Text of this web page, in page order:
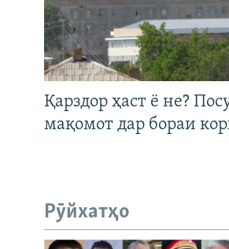
Қарздор ҳаст ё не?
мақомот дар бораи
Рӯйхатҳо